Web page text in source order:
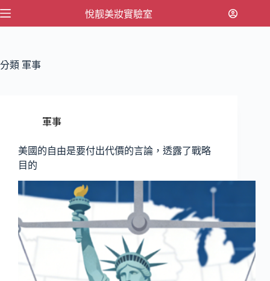
跳
內
悅靓美妝實驗室
分類 軍事
軍事
美國的自由是要付出代價的言論，透露了戰略
目的